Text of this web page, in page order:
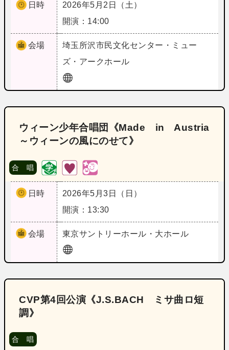
日時
2026年5月2日（土）
開演：14:00
会場 埼玉 所沢市民文化センター・ミュー
ズ・アークホール
ウィーン少年合唱団《Made in Austria
～ウィーンの風にのせて》
合 唱
日時
2026年5月3日（日）
開演：13:30
会場 東京サントリーホール・大ホール
CVP第4回公演《J.S.BACH ミサ曲ロ短
調》
合 唱